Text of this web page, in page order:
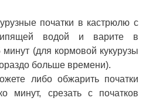
початки в кастрюлю с
водой и варите в
минут (для кормовой кукурузы
больше времени).
либо обжарить початки
минут, срезать с початков